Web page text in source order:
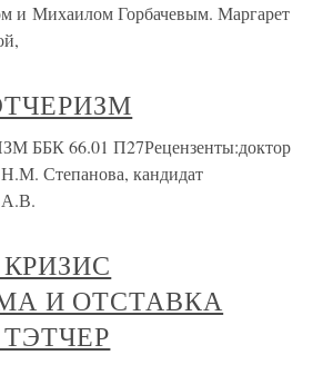
и Михаилом Горбачевым. Маргарет
ББК 66.01 П27Рецензенты:доктор
Степанова, кандидат
А.В.
КРИЗИС
И ОТСТАВКА